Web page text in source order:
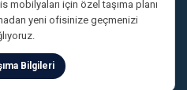
mobilyaları için özel taşıma planı
yeni ofisinize geçmenizi
Bilgileri